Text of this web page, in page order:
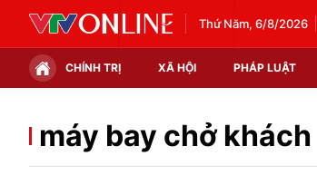
Thứ Năm, 6/8/2026
CHÍNH TRỊ XÃ HỘI PHÁP LUẬT
Chính trị Xã hội
máy bay chở khách